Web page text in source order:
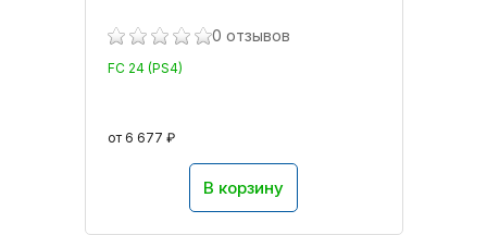
0 отзывов
FC 24 (PS4)
от 6 677 ₽
В корзину